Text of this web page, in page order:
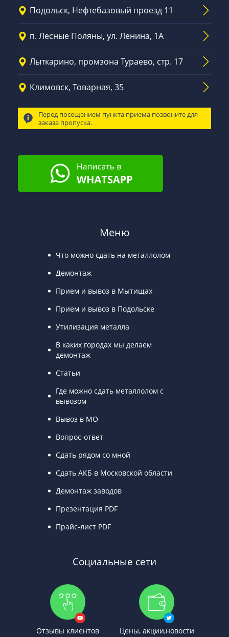
Подольск, Нефтебазовый проезд 11
п. Лесные Поляны, ул. Ленина, 1А
Лыткарино, промзона Тураево, стр. 17
Климовск, Товарная, 35
Перед посещением пункта приема позвоните для
заказа пропуска.
Меню
Что можно сдать на металлолом
Демонтаж
Прием и вывоз в Мытищах
Прием и вывоз в Подольске
Утилизация металла
В каких городах мы делаем
демонтаж
Статьи
Где можно сдать металлолом с
вывозом
Вывоз в МО
Вопрос-ответ
Сдать рядом со мной
Сдать АКБ в Московской области
Демонтаж заводов
Презентация PDF
Прайс-лист PDF
Социальные сети
Отзывы клиентов Цены, акции,новости